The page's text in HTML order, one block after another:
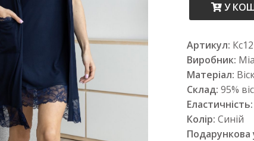
У
Артикул:
Виробник:
Матеріал:
Склад: 95%
Еластичність:
Колір: Синій
Подарункова